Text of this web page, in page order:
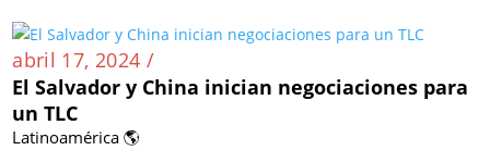
abril 17, 2024 /
El Salvador y China inician negociaciones para
un TLC
Latinoamérica 🌎